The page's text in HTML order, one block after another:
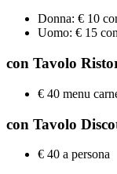
Donna: € 10
Uomo: € 15
con Tavolo
€ 40 menu
con Tavolo
€ 40 a persona